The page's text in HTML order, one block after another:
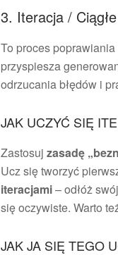
3. Iteracja /
To proces
przyspiesza
odrzucania błędów i
JAK UCZYĆ SIĘ
Zastosuj zasadę
Ucz się tworzyć
iteracjami– odłóż
się oczywiste. Warto
JAK JA SIĘ TEGO